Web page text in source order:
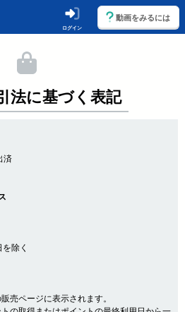
ログイン
動画をみるには
法に基づく表記
済
除く
売ページに表示されます。